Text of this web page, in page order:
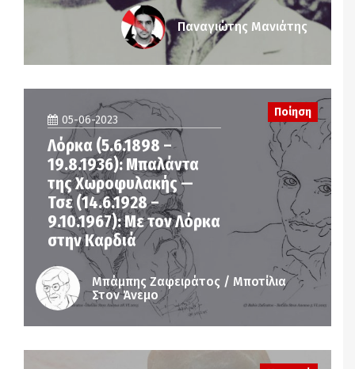
Παναγιώτης Μανιάτης
05-06-2023
Λόρκα (5.6.1898 –
19.8.1936): Μπαλάντα
της Χωροφυλακής —
Τσε (14.6.1928 –
9.10.1967): Με τον Λόρκα
στην Καρδιά
Ποίηση
Μπάμπης Ζαφειράτος / Μποτίλια
Στον Άνεμο